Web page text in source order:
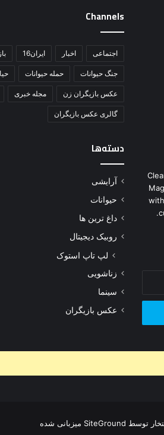
Channels
اجتماعی اخبار ایران16
جنگ حیوانات حمله حیوانات
عکس بازیگران زن مجله خبری
گالری عکس بازیگران
دسته‌ها
آرایشی
حیوانات
داغ ترین ها
روبیک دیجیتال
لپ تاپ استوک
زناشویی
سینما
عکس بازیگران